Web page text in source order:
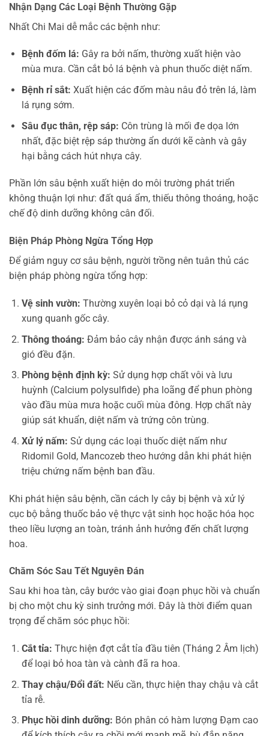
Nhận Dạng Các Loại Bệnh Thường Gặp
Nhất Chi Mai dễ mắc các bệnh như:
Bệnh đốm lá: Gây ra bởi nấm, thường xuất hiện vào
mùa mưa. Cần cắt bỏ lá bệnh và phun thuốc diệt nấm.
Bệnh rỉ sắt: Xuất hiện các đốm màu nâu đỏ trên lá, làm
lá rụng sớm.
Sâu đục thân, rệp sáp: Côn trùng là mối đe dọa lớn
nhất, đặc biệt rệp sáp thường ẩn dưới kẽ cành và gây
hại bằng cách hút nhựa cây.
Phần lớn sâu bệnh xuất hiện do môi trường phát triển
không thuận lợi như: đất quá ẩm, thiếu thông thoáng, hoặc
chế độ dinh dưỡng không cân đối.
Biện Pháp Phòng Ngừa Tổng Hợp
Để giảm nguy cơ sâu bệnh, người trồng nên tuân thủ các
biện pháp phòng ngừa tổng hợp:
Vệ sinh vườn: Thường xuyên loại bỏ cỏ dại và lá rụng
xung quanh gốc cây.
Thông thoáng: Đảm bảo cây nhận được ánh sáng và
gió đều đặn.
Phòng bệnh định kỳ: Sử dụng hợp chất vôi và lưu
huỳnh (Calcium polysulfide) pha loãng để phun phòng
vào đầu mùa mưa hoặc cuối mùa đông. Hợp chất này
giúp sát khuẩn, diệt nấm và trứng côn trùng.
Xử lý nấm: Sử dụng các loại thuốc diệt nấm như
Ridomil Gold, Mancozeb theo hướng dẫn khi phát hiện
triệu chứng nấm bệnh ban đầu.
Khi phát hiện sâu bệnh, cần cách ly cây bị bệnh và xử lý
cục bộ bằng thuốc bảo vệ thực vật sinh học hoặc hóa học
theo liều lượng an toàn, tránh ảnh hưởng đến chất lượng
hoa.
Chăm Sóc Sau Tết Nguyên Đán
Sau khi hoa tàn, cây bước vào giai đoạn phục hồi và chuẩn
bị cho một chu kỳ sinh trưởng mới. Đây là thời điểm quan
trọng để chăm sóc phục hồi:
Cắt tỉa: Thực hiện đợt cắt tỉa đầu tiên (Tháng 2 Âm lịch)
để loại bỏ hoa tàn và cành đã ra hoa.
Thay chậu/Đổi đất: Nếu cần, thực hiện thay chậu và cắt
tỉa rễ.
Phục hồi dinh dưỡng: Bón phân có hàm lượng Đạm cao